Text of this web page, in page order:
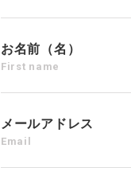
お名前（名）
First name
メールアドレス
Email